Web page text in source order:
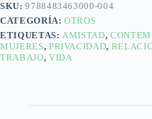
SKU:9788483463000-004
CATEGORÍA:OTROS
ETIQUETAS:AMISTAD,
MUJERES, PRIVACIDAD,
TRABAJO, VIDA